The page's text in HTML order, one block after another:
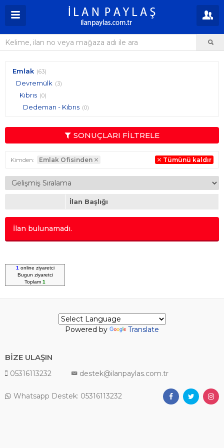
Emlak (63)
Devremülk (3)
Kıbrıs (0)
Dedeman - Kıbrıs (0)
SONUÇLARI FİLTRELE
Kimden: Emlak Ofisinden Tümünü kaldır
İlan Başlığı
İlan bulunamadı.
1 online ziyaretci
Bugun ziyaretci
Toplam 1
Powered by Translate
BİZE ULAŞIN
05316113232 destek@ilanpaylas.com.tr
Whatsapp Destek: 05316113232